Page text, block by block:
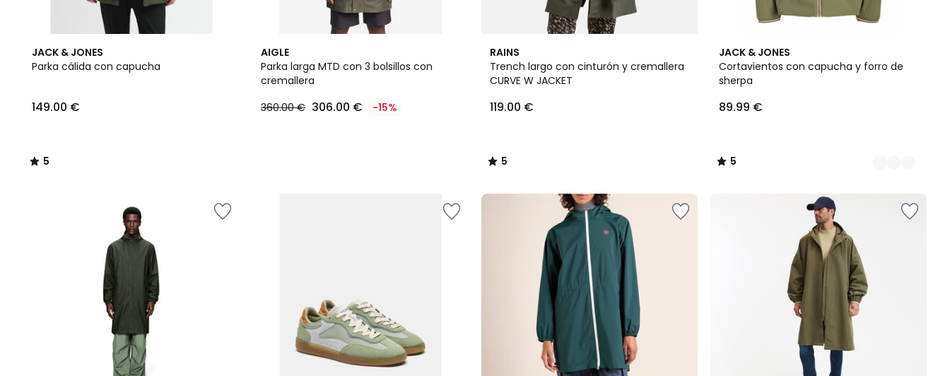
JACK & JONES
Parka cálida con capucha
149.00 €
5
/
5
/
AIGLE
Parka larga MTD con 3 bolsillos con
cremallera
360.00 € 306.00 € -15%
RAINS
Trench largo con cinturón y cremallera
CURVE W JACKET
119.00 €
5
/
5
5
/
JACK & JONES
Cortavientos con capucha y forro de
sherpa
89.99 €
5
/
5
3
Colores
5
/